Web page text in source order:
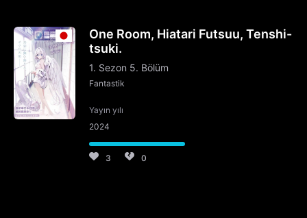
One Room, Hiatari Futsuu, Tenshi-
tsuki.
1. Sezon 5. Bölüm
Fantastik
Yayın yılı
2024
3 0